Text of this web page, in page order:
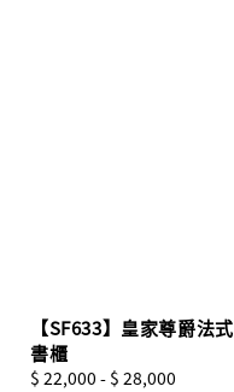
【SF633】皇家尊爵法式
書櫃
Regular
$ 22,000 - $ 28,000